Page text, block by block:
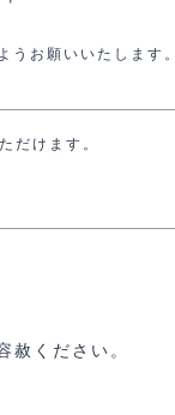
うお願いいたします。
だけます。
赦ください。